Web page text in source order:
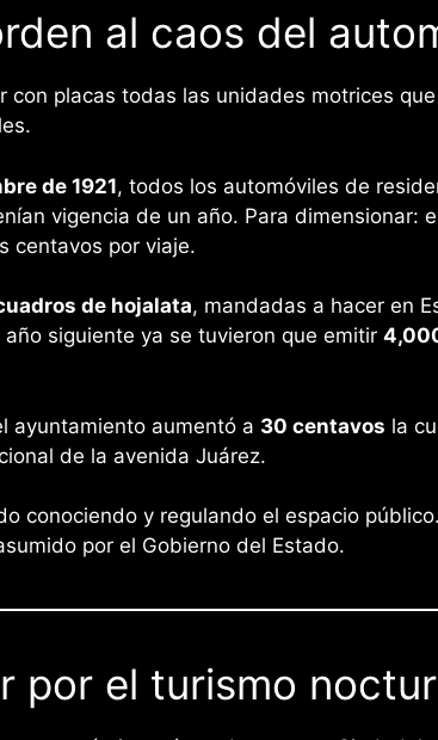
al caos del
con placas todas las unidades motrices
de 1921, todos los automóviles de
vigencia de un año. Para dimensionar:
centavos por viaje.
de hojalata, mandadas a hacer en
siguiente ya se tuvieron que emitir
ayuntamiento aumentó a 30 centavos la
de la avenida Juárez.
conociendo y regulando el espacio
por el Gobierno del Estado.
por el turismo